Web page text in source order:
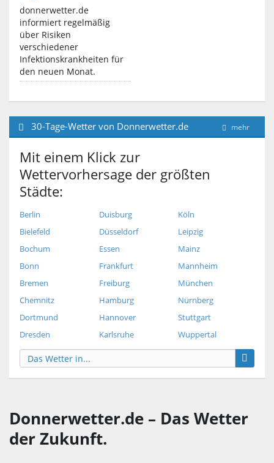
donnerwetter.de
informiert regelmäßig
über Risiken
verschiedener
Infektionskrankheiten für
den neuen Monat.
mehr
30-Tage-Wetter von Donnerwetter.de
Mit einem Klick zur
Wettervorhersage der größten
Städte:
Berlin
Bielefeld
Bochum
Bonn
Bremen
Chemnitz
Dortmund
Dresden
Duisburg
Düsseldorf
Essen
Frankfurt
Freiburg
Hamburg
Hannover
Karlsruhe
Köln
Leipzig
Mainz
Mannheim
München
Nürnberg
Stuttgart
Wuppertal
Donnerwetter.de – Das Wetter
der Zukunft.